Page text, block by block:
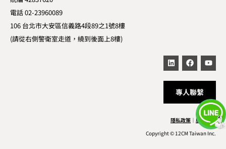
電話 02-23960089
106 台北市大安區信義路4段89之1號8樓
(請從右側警衛室走道，繞到後面上8樓)
專人聯繫
隱私政策 ｜ 服務條款
Copyright © 12CM Taiwan Inc.